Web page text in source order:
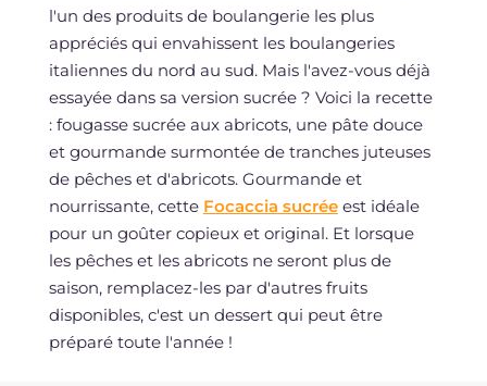
l'un des produits de boulangerie les plus
appréciés qui envahissent les boulangeries
italiennes du nord au sud. Mais l'avez-vous déjà
essayée dans sa version sucrée ? Voici la recette
: fougasse sucrée aux abricots, une pâte douce
et gourmande surmontée de tranches juteuses
de pêches et d'abricots. Gourmande et
nourrissante, cette Focaccia sucréeest idéale
pour un goûter copieux et original. Et lorsque
les pêches et les abricots ne seront plus de
saison, remplacez-les par d'autres fruits
disponibles, c'est un dessert qui peut être
préparé toute l'année !